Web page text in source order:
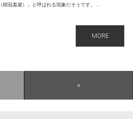
（樹冠羞避）」と呼ばれる現象だそうです。 ...
MORE
»